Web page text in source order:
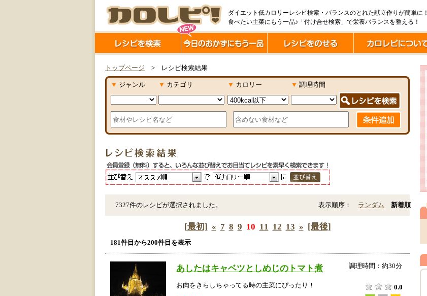
ダイエット低カロリーレシピ検索・バランスのとれた献立作りが簡単に！
食べたい主菜にもう一品♪「付け合せ検索」で栄養バランスを整える！
トップページ > レシピ検索結果
▼ ジャンル ▼ カテゴリ ▼ カロリー ▼ 調理時間
7327件のレシピが選択されました。 表示順序： ランダム 新着順
[最初] « 7 8 9 10 11 12 13 » [最後]
181件目から200件目を表示
あしたはキャベツとしめじのトマト煮 調理時間：約30分
お肉をきらしちゃってる時の主菜にぴったり！
0.0